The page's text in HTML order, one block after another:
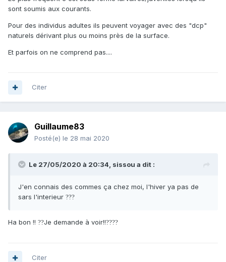
sont soumis aux courants.
Pour des individus adultes ils peuvent voyager avec des "dcp"
naturels dérivant plus ou moins près de la surface.
Et parfois on ne comprend pas....
Citer
Guillaume83
Posté(e) le 28 mai 2020
Le 27/05/2020 à 20:34, sissou a dit :
J'en connais des commes ça chez moi, l'hiver ya pas de
sars l'interieur ???
Ha bon !! ??Je demande à voir!!????
Citer